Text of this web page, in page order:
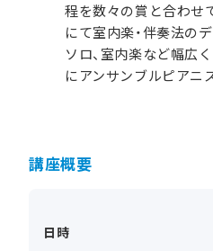
程を数々の賞と合わせ
にて室内楽・伴奏法の
ソロ、室内楽など幅広
にアンサンブルピアニ
講座概要
日時